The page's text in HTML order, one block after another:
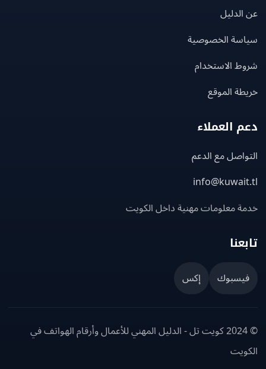
الخصوصية
الاستخدام
الموقع
العملاء
مع الدعم
معلومات مهنية داخل الكويت
إكس
© 2024 كويت تل - الدليل المهني للأعمال وأرقام الهواتف في